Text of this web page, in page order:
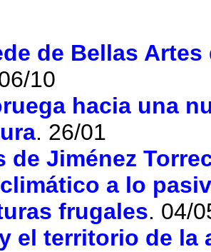
de Bellas Artes
10
hacia una
. 26/01
de Jiménez
a lo
frugales. 04/
el territorio de la